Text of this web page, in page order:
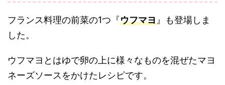
フランス料理の前菜の1つ『ウフマヨ 』も登場しま
した。
ウフマヨとはゆで卵の上に様々なものを混ぜたマヨ
ネーズソースをかけたレシピです。